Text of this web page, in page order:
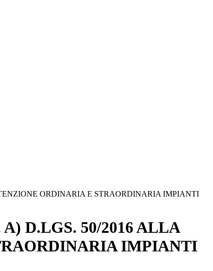
ORDINARIA E STRAORDINARIA IMPIANTI
D.LGS. 50/2016 ALLA
IMPIANTI